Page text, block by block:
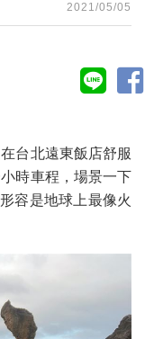
2021/05/05
台北遠東飯店舒服
時車程，場景一下
容是地球上最像火